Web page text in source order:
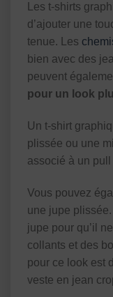
Les t-shirts
d’ajouter une
tenue. Les
bien avec des
peuvent
pour un look
Un t-shirt
plissée ou une
associé à un
Vous pouvez
une jupe
jupe pour qu’il
collants et des
pour ce look est
veste en jean